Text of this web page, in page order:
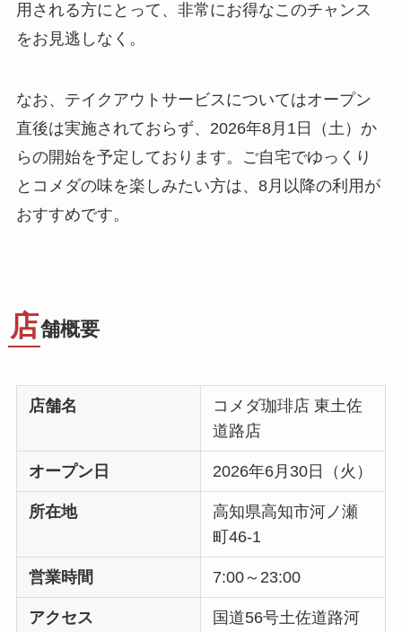
用される方にとって、非常にお得なこのチャンス
をお見逃しなく。
なお、テイクアウトサービスについてはオープン
直後は実施されておらず、2026年8月1日（土）か
らの開始を予定しております。ご自宅でゆっくり
とコメダの味を楽しみたい方は、8月以降の利用が
おすすめです。
店舗概要
店舗名
コメダ珈琲店 東土佐
道路店
オープン日 2026年6月30日（火）
所在地
高知県高知市河ノ瀬
町46-1
営業時間 7:00～23:00
アクセス
国道56号土佐道路河